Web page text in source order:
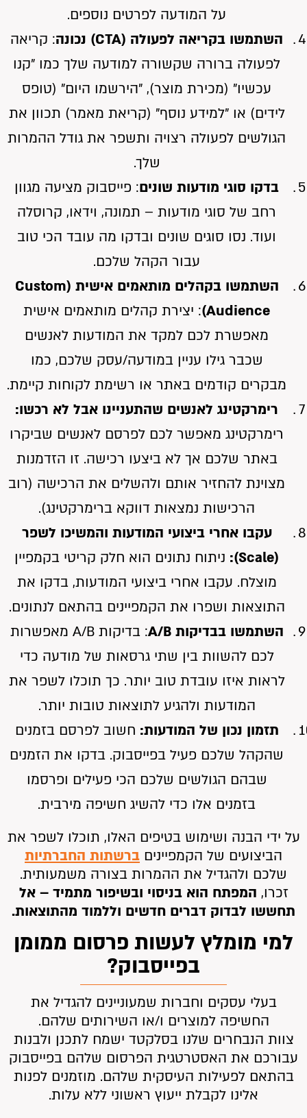
על המודעה לפרטים נוספים.
השתמשו בקריאה לפעולה (CTA) נכונה
: קריאה
לפעולה ברורה שקשורה למודעה שלך כמו "קנו
עכשיו" (מכירת מוצר), "הירשמו היום" (טופס
לידים) או "למידע נוסף" (קריאת מאמר) תכוון את
הגולשים לפעולה רצויה ותשפר את גודל ההמרות
שלך.
בדקו סוגי מודעות שונים: פייסבוק מציעה מגוון
רחב של סוגי מודעות – תמונה, וידאו, קרוסלה
ועוד. נסו סוגים שונים ובדקו מה עובד הכי טוב
עבור הקהל שלכם.
השתמשו בקהלים מותאמים אישית (Custom
Audience) : יצירת קהלים מותאמים אישית
מאפשרת לכם למקד את המודעות לאנשים
שכבר גילו עניין במודעה/עסק שלכם, כמו
מבקרים קודמים באתר או רשימת לקוחות קיימת.
רימרקטינג לאנשים שהתעניינו אבל לא רכשו:
רימרקטינג מאפשר לכם לפרסם לאנשים שביקרו
באתר שלכם אך לא ביצעו רכישה. זו הזדמנות
מצוינת להחזיר אותם ולהשלים את הרכישה (רוב
הרכישות נמצאות דווקא ברימרקטינג).
עקבו אחרי ביצועי המודעות והמשיכו לשפר
(Scale):
ניתוח נתונים הוא חלק קריטי בקמפיין
מוצלח. עקבו אחרי ביצועי המודעות, בדקו את
התוצאות ושפרו את הקמפיינים בהתאם לנתונים.
השתמשו בבדיקות A/B
: בדיקות A/B מאפשרות
לכם להשוות בין שתי גרסאות של מודעה כדי
לראות איזו עובדת טוב יותר. כך תוכלו לשפר את
המודעות ולהגיע לתוצאות טובות יותר.
תזמון נכון של המודעות: חשוב לפרסם בזמנים
שהקהל שלכם פעיל בפייסבוק. בדקו את הזמנים
שבהם הגולשים שלכם הכי פעילים ופרסמו
בזמנים אלו כדי להשיג חשיפה מירבית.
על ידי הבנה ושימוש בטיפים האלו, תוכלו לשפר את
הביצועים של הקמפיינים ברשתות החברתיות
שלכם ולהגדיל את ההמרות בצורה משמעותית.
זכרו, המפתח הוא בניסוי ובשיפור מתמיד – אל
תחששו לבדוק דברים חדשים וללמוד מהתוצאות.
למי מומלץ לעשות פרסום ממומן
בפייסבוק?
בעלי עסקים וחברות שמעוניינים להגדיל את
החשיפה למוצרים ו/או השירותים שלהם.
צוות הנבחרים שלנו בסלקטד ישמח לתכנן ולבנות
עבורכם את האסטרטגית הפרסום שלהם בפייסבוק
בהתאם לפעילות העיסקית שלהם. מוזמנים לפנות
אלינו לקבלת ייעוץ ראשוני ללא עלות.